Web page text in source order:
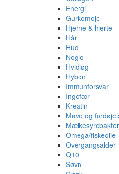
Energi
Gurkemeje
Hjerne & hjerte
Hår
Hud
Negle
Hvidløg
Hyben
Immunforsvar
Ingefær
Kreatin
Mave og
Omega/fiskeolie
Overgangsalder
Q10
Søvn